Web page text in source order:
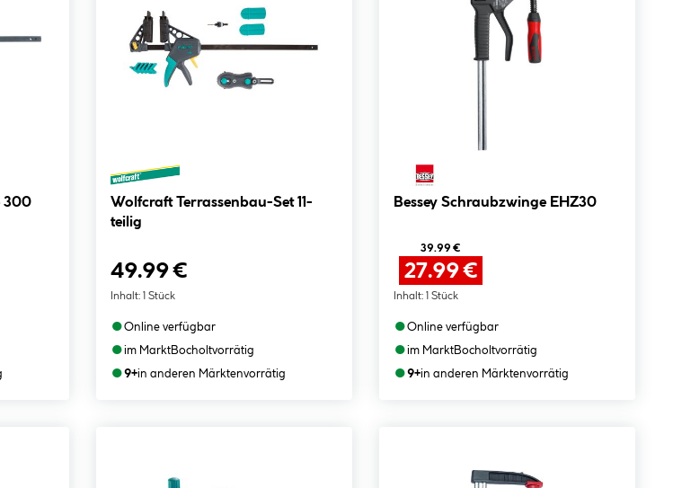
Wolfcraft Terrassenbau-Set 11-
teilig
49.99 €
Inhalt: 1 Stück
●Online verfügbar
●im MarktBocholtvorrätig
●9+in anderen Märktenvorrätig
Bessey Schraubzwinge EHZ30
39.99 €
27.99 €
Inhalt: 1 Stück
●Online verfügbar
●im MarktBocholtvorrätig
●9+in anderen Märktenvorrätig